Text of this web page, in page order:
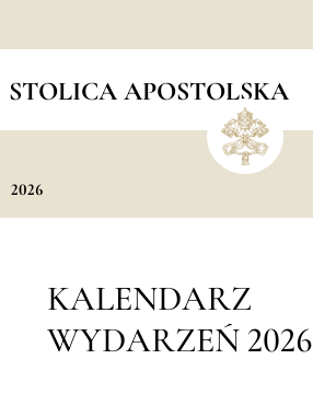
STOLICA APOSTOLSKA
2026
KALENDARZ
WYDARZEŃ 2026